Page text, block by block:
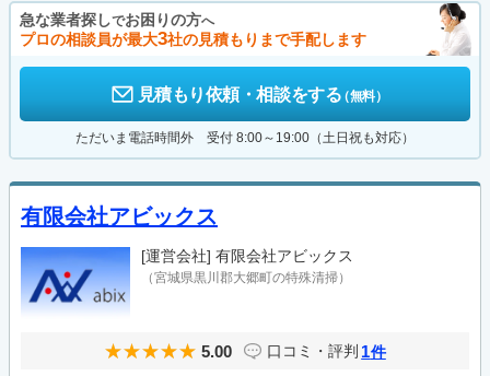
急な業者探しでお困りの方へ
プロの相談員が最大3社の見積もりまで手配します
見積もり依頼・相談をする（無料）
ただいま電話時間外 受付 8:00～19:00（土日祝も対応）
有限会社アビックス
[運営会社] 有限会社アビックス
（宮城県黒川郡大郷町の特殊清掃）
5.00 口コミ・評判 1件